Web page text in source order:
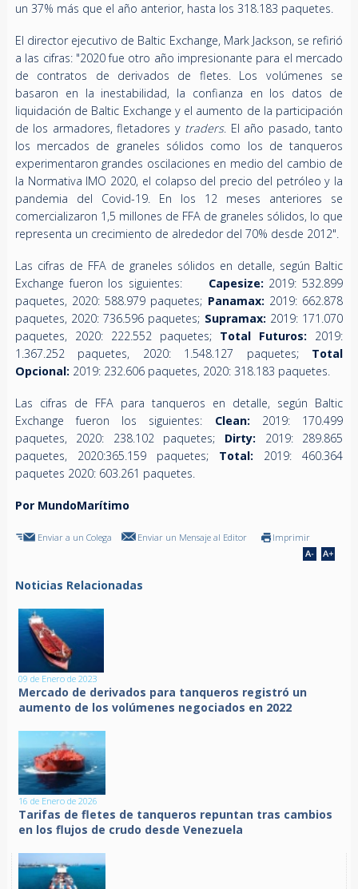
un 37% más que el año anterior, hasta los 318.183 paquetes.
El director ejecutivo de Baltic Exchange, Mark Jackson, se refirió
a las cifras: "2020 fue otro año impresionante para el mercado
de contratos de derivados de fletes. Los volúmenes se
basaron en la inestabilidad, la confianza en los datos de
liquidación de Baltic Exchange y el aumento de la participación
de los armadores, fletadores y traders. El año pasado, tanto
los mercados de graneles sólidos como los de tanqueros
experimentaron grandes oscilaciones en medio del cambio de
la Normativa IMO 2020, el colapso del precio del petróleo y la
pandemia del Covid-19. En los 12 meses anteriores se
comercializaron 1,5 millones de FFA de graneles sólidos, lo que
representa un crecimiento de alrededor del 70% desde 2012".
Las cifras de FFA de graneles sólidos en detalle, según Baltic
Exchange fueron los siguientes: Capesize: 2019: 532.899
paquetes, 2020: 588.979 paquetes; Panamax: 2019: 662.878
paquetes, 2020: 736.596 paquetes; Supramax: 2019: 171.070
paquetes, 2020: 222.552 paquetes; Total Futuros: 2019:
1.367.252 paquetes, 2020: 1.548.127 paquetes; Total
Opcional: 2019: 232.606 paquetes, 2020: 318.183 paquetes.
Las cifras de FFA para tanqueros en detalle, según Baltic
Exchange fueron los siguientes: Clean: 2019: 170.499
paquetes, 2020: 238.102 paquetes; Dirty: 2019: 289.865
paquetes, 2020:365.159 paquetes; Total: 2019: 460.364
paquetes 2020: 603.261 paquetes.
Por MundoMarítimo
Enviar a un Colega Enviar un Mensaje al Editor Imprimir
Noticias Relacionadas
09 de Enero de 2023
Mercado de derivados para tanqueros registró un
aumento de los volúmenes negociados en 2022
16 de Enero de 2026
Tarifas de fletes de tanqueros repuntan tras cambios
en los flujos de crudo desde Venezuela